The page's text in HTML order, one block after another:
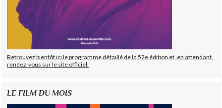
Retrouvez bientôt ici le programme détaillé de la 52e édition et, en attendant,
rendez-vous sur le site officiel.
LE FILM DU MOIS